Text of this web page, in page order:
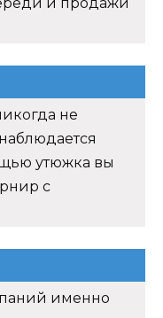
и продажи
не
утюжка вы
с
именно